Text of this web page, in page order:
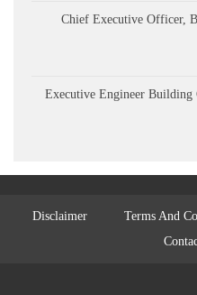
Chief Executive Officer,
Executive Engineer
Terms And
Disclaimer